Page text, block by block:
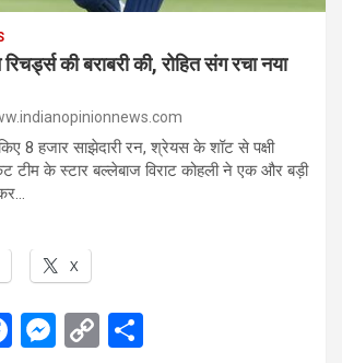
की बराबरी की, रोहित संग रचा नया
8 हजार साझेदारी रन, श्रेयस के शॉट से पक्षी
टीम के स्टार बल्लेबाज विराट कोहली ने एक और बड़ी
X
F
M C